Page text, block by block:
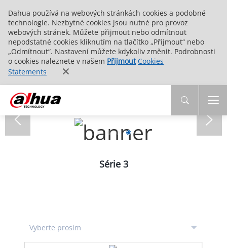
Dahua používá na webových stránkách cookies a podobné
technologie. Nezbytné cookies jsou nutné pro provoz
webových stránek. Můžete přijmout nebo odmítnout
nepodstatné cookies kliknutím na tlačítko „Přijmout“ nebo
„Odmítnout“. Nastavení můžete kdykoliv změnit. Podrobnosti
o cookies naleznete v našem Přijmout Cookies
Statements
Série 3